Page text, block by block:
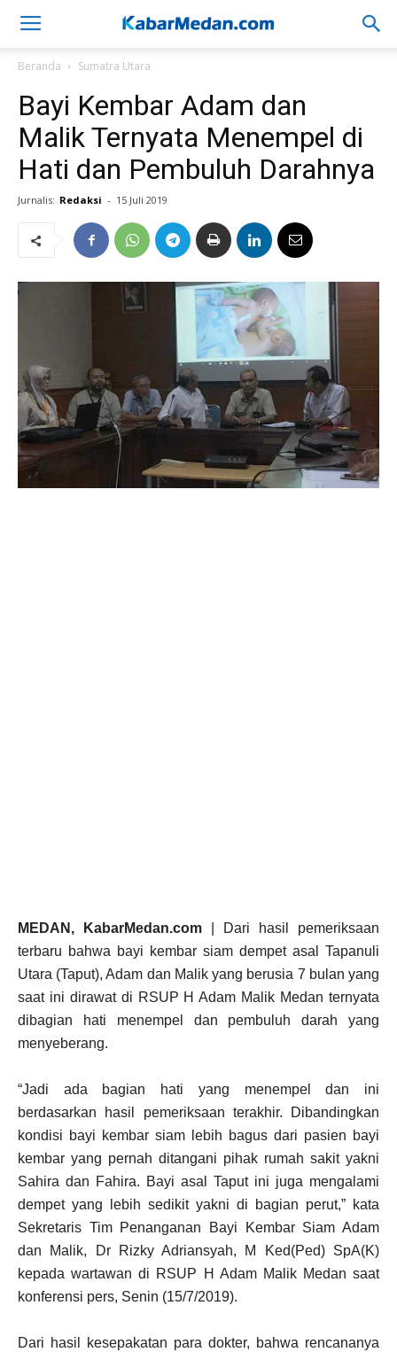
Beranda Sumatra Utara
Bayi Kembar Adam dan
Malik Ternyata Menempel di
Hati dan Pembuluh Darahnya
Jurnalis: Redaksi - 15 Juli 2019
MEDAN, KabarMedan.com | Dari hasil pemeriksaan
terbaru bahwa bayi kembar siam dempet asal Tapanuli
Utara (Taput), Adam dan Malik yang berusia 7 bulan yang
saat ini dirawat di RSUP H Adam Malik Medan ternyata
dibagian hati menempel dan pembuluh darah yang
menyeberang.
“Jadi ada bagian hati yang menempel dan ini
berdasarkan hasil pemeriksaan terakhir. Dibandingkan
kondisi bayi kembar siam lebih bagus dari pasien bayi
kembar yang pernah ditangani pihak rumah sakit yakni
Sahira dan Fahira. Bayi asal Taput ini juga mengalami
dempet yang lebih sedikit yakni di bagian perut,” kata
Sekretaris Tim Penanganan Bayi Kembar Siam Adam
dan Malik, Dr Rizky Adriansyah, M Ked(Ped) SpA(K)
kepada wartawan di RSUP H Adam Malik Medan saat
konferensi pers, Senin (15/7/2019).
Dari hasil kesepakatan para dokter, bahwa rencananya